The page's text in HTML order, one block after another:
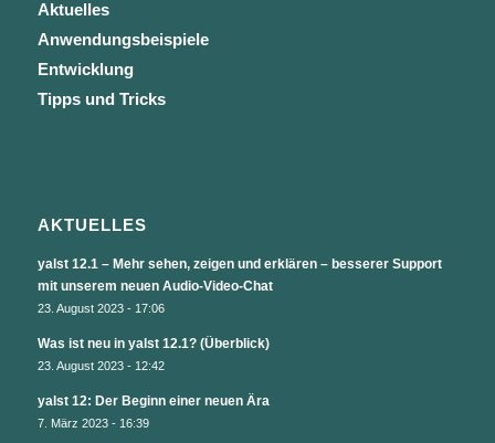
Aktuelles
Anwendungsbeispiele
Entwicklung
Tipps und Tricks
AKTUELLES
yalst 12.1 – Mehr sehen, zeigen und erklären – besserer Support
mit unserem neuen Audio-Video-Chat
23. August 2023 - 17:06
Was ist neu in yalst 12.1? (Überblick)
23. August 2023 - 12:42
yalst 12: Der Beginn einer neuen Ära
7. März 2023 - 16:39